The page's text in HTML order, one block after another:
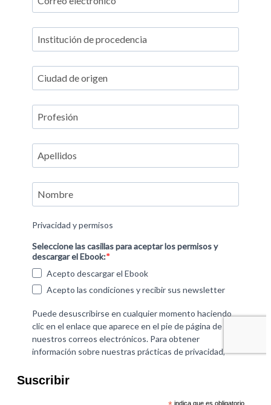
Suscribir
indica que es obligatorio